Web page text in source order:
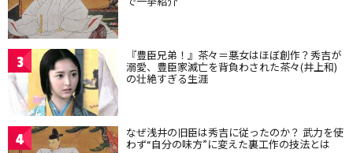
3 『豊臣兄弟！』茶々＝悪女はほぼ創作？秀吉が
溺愛、豊臣家滅亡を背負わされた茶々(井上和)
の壮絶すぎる生涯
4 なぜ浅井の旧臣は秀吉に従ったのか？ 武力を使
わず“自分の味方”に変えた裏工作の技法とは